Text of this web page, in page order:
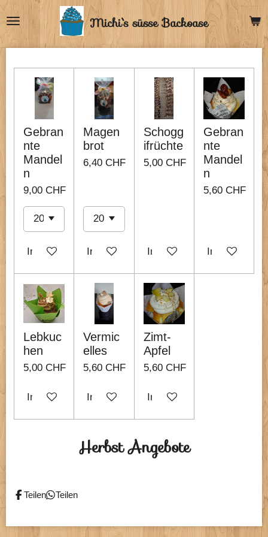
Zum
Hauptinhalt
springen
Michi`s süsse Backoase
Gebran
nte
Mandel
n
9,00 CHF
In den Warenkorb
Magen
brot
6,40 CHF
In den Warenkorb
Schogg
ifrüchte
5,00 CHF
In den Warenkorb
Gebran
nte
Mandel
n
5,60 CHF
In den
Lebkuc
hen
5,00 CHF
In den Warenkorb
Vermic
elles
5,60 CHF
In den Warenkorb
Zimt-
Apfel
5,60 CHF
In den Warenkorb
Herbst Angebote
Teilen Teilen